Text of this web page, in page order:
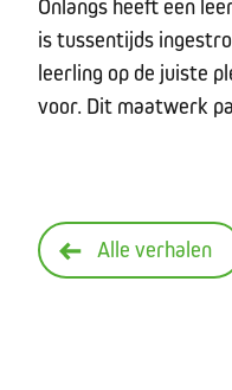
Onlangs heeft een
is tussentijds
leerling op de juiste
voor. Dit maatwerk
Alle verhalen